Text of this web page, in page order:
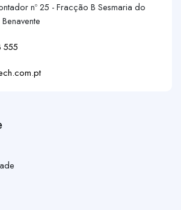
nº 25 - Fracção B Sesmaria do
555